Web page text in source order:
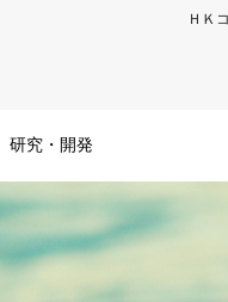
ＨＫ
研究・開発